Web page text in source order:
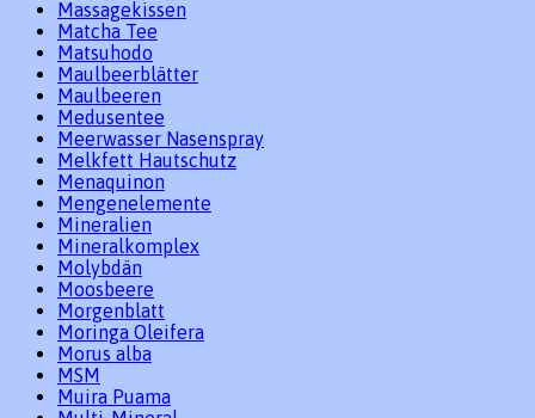
Massagekissen
Matcha Tee
Matsuhodo
Maulbeerblätter
Maulbeeren
Medusentee
Meerwasser Nasenspray
Melkfett Hautschutz
Menaquinon
Mengenelemente
Mineralien
Mineralkomplex
Molybdän
Moosbeere
Morgenblatt
Moringa Oleifera
Morus alba
MSM
Muira Puama